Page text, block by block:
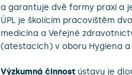
a garantuje dvě formy praxí a
ÚPL je školícím pracovištěm
medicína a Veřejné
(atestacích) v oboru Hygiena a
Výzkumná činnostústavu je